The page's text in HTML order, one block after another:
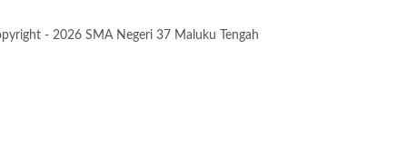
- 2026 SMA Negeri 37 Maluku Tengah